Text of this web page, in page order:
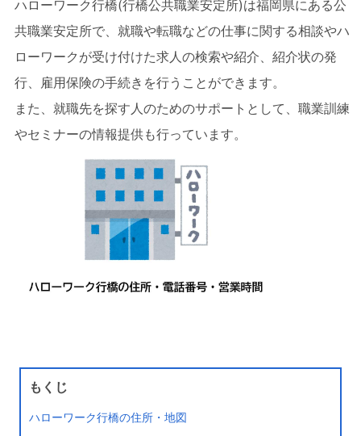
ハローワーク行橋(行橋公共職業安定所)は福岡県にある公
共職業安定所で、就職や転職などの仕事に関する相談やハ
ローワークが受け付けた求人の検索や紹介、紹介状の発
行、雇用保険の手続きを行うことができます。
また、就職先を探す人のためのサポートとして、職業訓練
やセミナーの情報提供も行っています。
もくじ
ハローワーク行橋の住所・地図